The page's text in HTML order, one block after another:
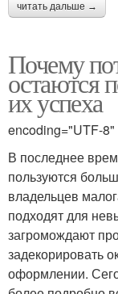
читать дальше →
Почему
остаются
их успеха
encoding="UTF-8"
В последнее
пользуются
владельцев
подходят для
загромождают
задекорировать
оформлении.